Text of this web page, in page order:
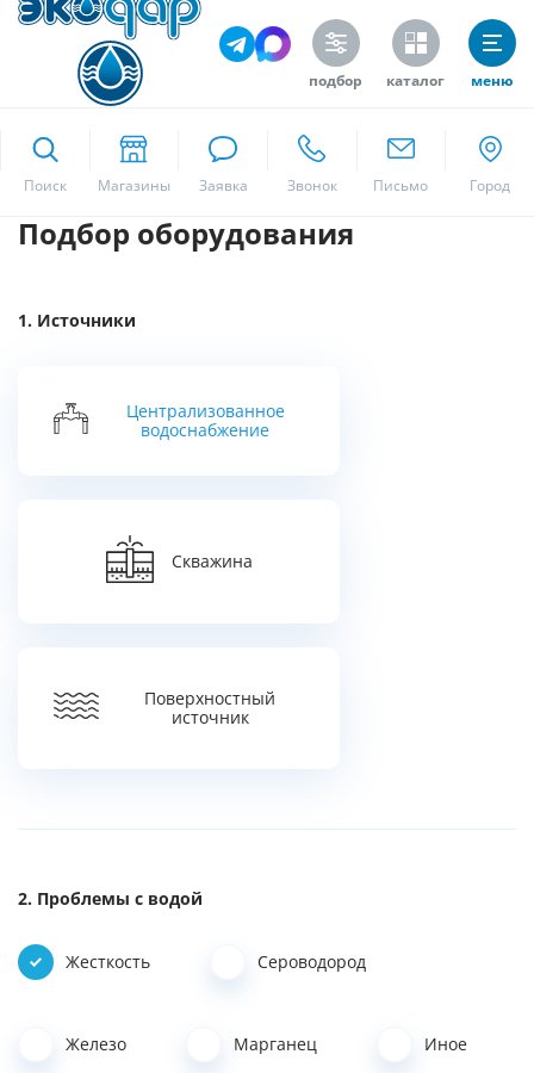
подбор каталог меню
Поиск
Москва
Подбор оборудования
Источники
Централизованное
водоснабжение
Скважина
Поверхностный
источник
Проблемы с водой
Жесткость Сероводород
Железо Марганец Иное